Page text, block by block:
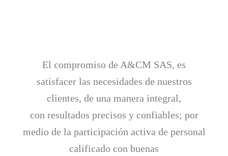
El compromiso de A&CM SAS, es
satisfacer las necesidades de nuestros
clientes, de una manera integral,
con resultados precisos y confiables; por
medio de la participación activa de personal
calificado con buenas